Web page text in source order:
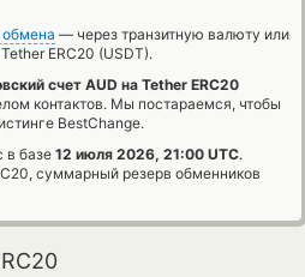
обмена — через транзитную валюту или
Tether ERC20 (USDT).
счет AUD на Tether ERC20
контактов. Мы постараемся, чтобы
BestChange.
в базе 12 июля 2026, 21:00 UTC.
суммарный резерв обменников